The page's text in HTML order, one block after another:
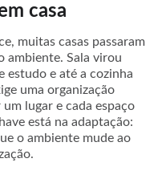
casa
muitas casas passaram
ambiente. Sala virou
estudo e até a cozinha
uma organização
lugar e cada espaço
está na adaptação:
o ambiente mude ao